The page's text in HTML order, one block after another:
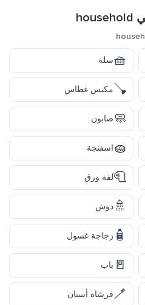
household
🧺سلة
🪠مكبس غطاس
🧼صابون
🧽اسفنجة
🧻لفة ورق
🚿 دوش
🧴 زجاجة غسول
🚪 باب
🪥فرشاة أسنان